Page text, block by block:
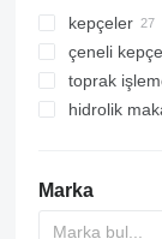
kepçeler
tesviye
elekli
çeneli
toprak
hidrolik
Marka